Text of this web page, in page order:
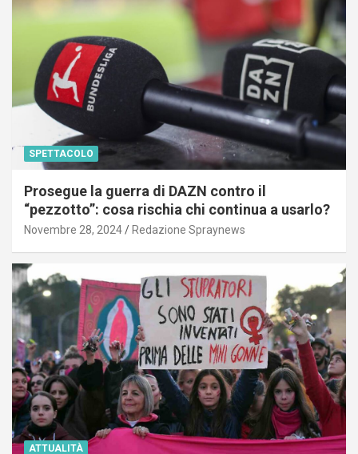
SPETTACOLO
Prosegue la guerra di DAZN contro il
“pezzotto”: cosa rischia chi continua a usarlo?
Novembre 28, 2024 Redazione Spraynews
ATTUALITÀ